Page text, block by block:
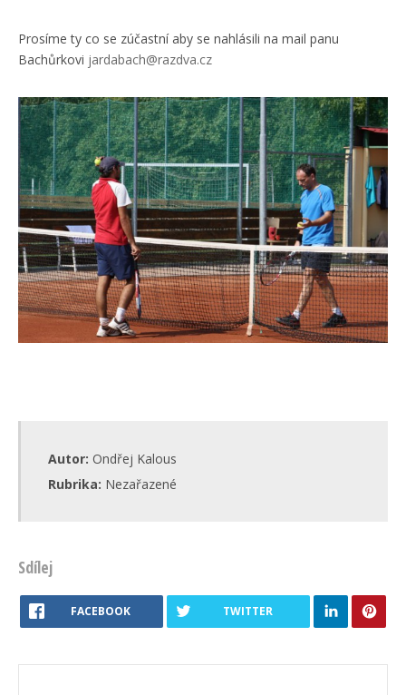
Prosíme ty co se zúčastní aby se nahlásili na mail panu
Bachůrkovi jardabach@razdva.cz
Autor: Ondřej Kalous
Rubrika: Nezařazené
Sdílej
FACEBOOK TWITTER